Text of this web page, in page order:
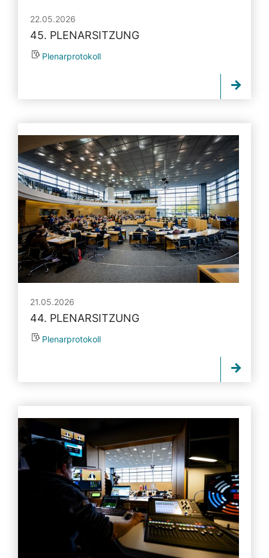
22.05.2026
45. PLENARSITZUNG
Plenarprotokoll
21.05.2026
44. PLENARSITZUNG
Plenarprotokoll